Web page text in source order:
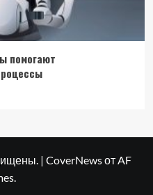
помогают
| CoverNewsот AF